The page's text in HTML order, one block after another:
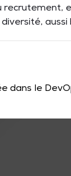
dans le